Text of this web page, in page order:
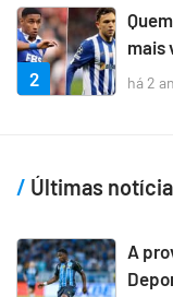
2
mais
há 2
Últimas
A